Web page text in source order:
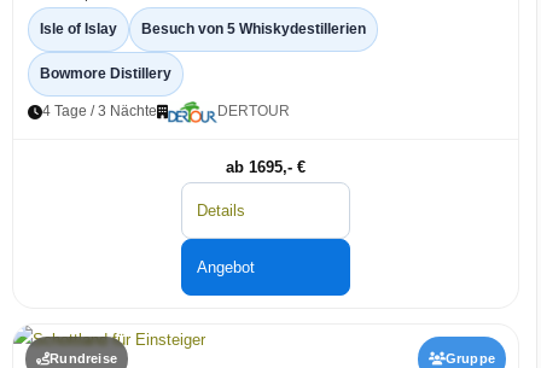
Isle of Islay Besuch von 5 Whiskydestillerien
Bowmore Distillery
4 Tage / 3 Nächte DERTOUR
ab 1695,- €
Details
Angebot
Rundreise Gruppe